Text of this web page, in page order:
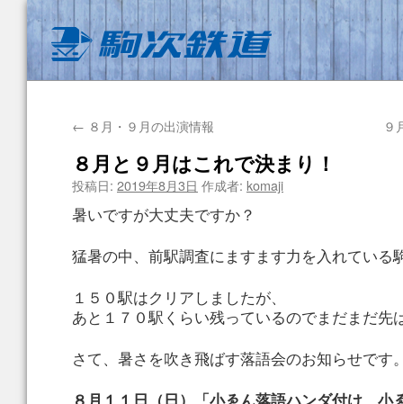
← ８月・９月の出演情報 ９
８月と９月はこれで決まり！
投稿日: 2019年8月3日 作成者: komaji
暑いですが大丈夫ですか？
猛暑の中、前駅調査にますます力を入れている
１５０駅はクリアしましたが、
あと１７０駅くらい残っているのでまだまだ先
さて、暑さを吹き飛ばす落語会のお知らせです